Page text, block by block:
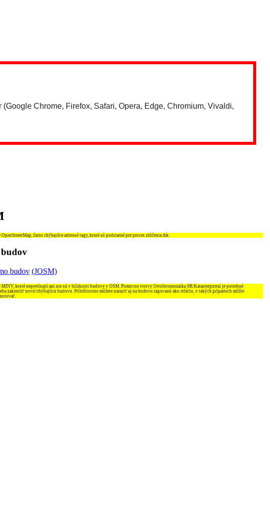
často chýbajúce adresné tagy, ktoré sú podstatné pre proces zlúčenia dát.
budov (JOSM)
MINV, ktoré nepretínajú ani nie sú v blízkosti budovy v OSM. Pomocou vrstvy Ortofotomozaika SR/Katasterportal je potrebné
zakresliť novú/chýbajúcu budovu. Príležitostne môžete naraziť aj na budovu tagovanú ako reláciu, v takých prípadoch môžte